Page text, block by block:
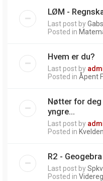
LØM -
Last post by
Posted in
Hvem er du?
Last post by
Posted in Åpent
Nøtter for
yngre...
Last post by
Posted in
R2 - Geogebra
Last post by
Posted in